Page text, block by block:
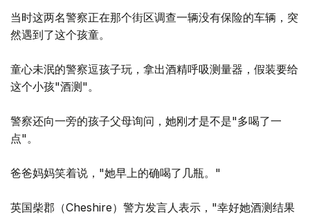
当时这两名警察正在那个街区调查一辆没有保险的车辆，突
然遇到了这个孩童。
童心未泯的警察逗孩子玩，拿出酒精呼吸测量器，假装要给
这个小孩"酒测"。
警察还向一旁的孩子父母询问，她刚才是不是"多喝了一
点"。
爸爸妈妈笑着说，"她早上的确喝了几瓶。"
英国柴郡（Cheshire）警方发言人表示，"幸好她酒测结果